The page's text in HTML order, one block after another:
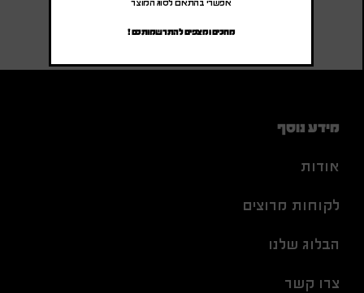
מידע נוסף
אודות
לקוחות מרוצים
הבלוג שלנו
צרו קשר
מחכים ומצפים להתרשמותכם !